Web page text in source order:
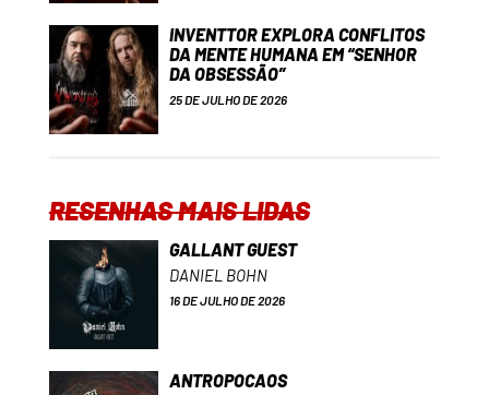
INVENTTOR EXPLORA CONFLITOS
DA MENTE HUMANA EM “SENHOR
DA OBSESSÃO”
25 DE JULHO DE 2026
RESENHAS MAIS LIDAS
GALLANT GUEST
DANIEL BOHN
16 DE JULHO DE 2026
ANTROPOCAOS